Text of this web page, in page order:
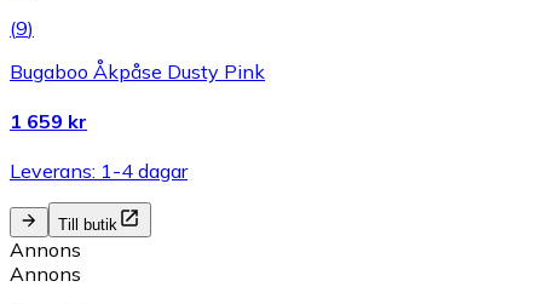
(9)
Bugaboo Åkpåse Dusty Pink
1 659 kr
Leverans: 1-4 dagar
Till butik
Annons
Annons